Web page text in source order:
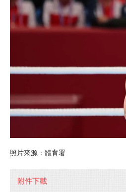
照片來源：體育署
附件下載